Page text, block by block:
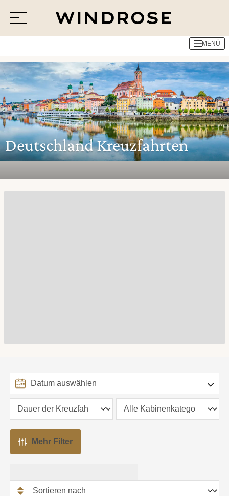
Reiseziele
Reisethemen
Jetzt Anfrage senden
MENÜ
Alle Reiseziele Deutschland Kreuzfahrten
Deutschland Kreuzfahrten
Mehr Filter